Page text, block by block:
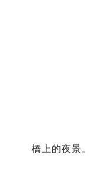
橋上的夜景。